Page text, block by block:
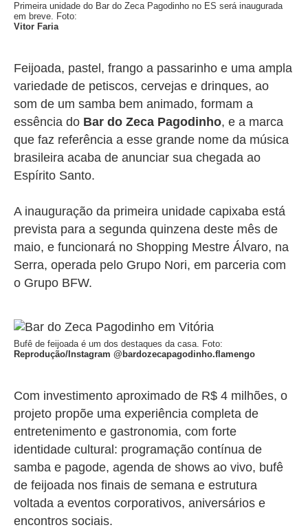
Primeira unidade do Bar do Zeca Pagodinho no ES será inaugurada
em breve. Foto:
Vitor Faria
Feijoada, pastel, frango a passarinho e uma ampla
variedade de petiscos, cervejas e drinques, ao
som de um samba bem animado, formam a
essência do Bar do Zeca Pagodinho, e a marca
que faz referência a esse grande nome da música
brasileira acaba de anunciar sua chegada ao
Espírito Santo.
A inauguração da primeira unidade capixaba está
prevista para a segunda quinzena deste mês de
maio, e funcionará no Shopping Mestre Álvaro, na
Serra, operada pelo Grupo Nori, em parceria com
o Grupo BFW.
Bufê de feijoada é um dos destaques da casa. Foto:
Reprodução/Instagram @bardozecapagodinho.flamengo
Com investimento aproximado de R$ 4 milhões, o
projeto propõe uma experiência completa de
entretenimento e gastronomia, com forte
identidade cultural: programação contínua de
samba e pagode, agenda de shows ao vivo, bufê
de feijoada nos finais de semana e estrutura
voltada a eventos corporativos, aniversários e
encontros sociais.